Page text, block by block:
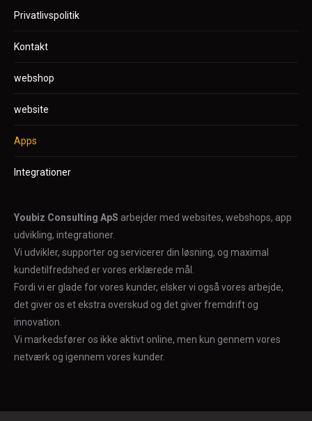
Privatlivspolitik
Kontakt
webshop
website
Apps
Integrationer
Youbiz Consulting ApS arbejder med websites, webshops, app
udvikling, integrationer.
Vi udvikler, supporter og servicerer din løsning, og maximal
kundetilfredshed er vores erklærede mål.
Fordi vi er glade for vores kunder, elsker vi også vores arbejde,
det giver os et ekstra overskud og det giver fremdrift og
innovation.
Vi markedsfører os ikke aktivt online, men kun gennem vores
netværk og igennem vores kunder.